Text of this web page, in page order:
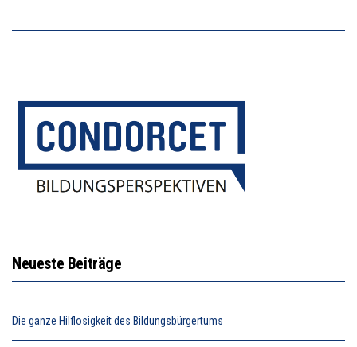
Neueste Beiträge
Die ganze Hilflosigkeit des Bildungsbürgertums